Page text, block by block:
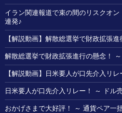
イラン関連報道で束の間のリスクオ
連発♪
【解説動画】解散総選挙で財政拡張進
解散総選挙で財政拡張進行の懸念！
【解説動画】日米要人が口先介入リレ
日米要人が口先介入リレー！ ～ ドル
おかげさまで大好評！ ～ 通貨ペア一